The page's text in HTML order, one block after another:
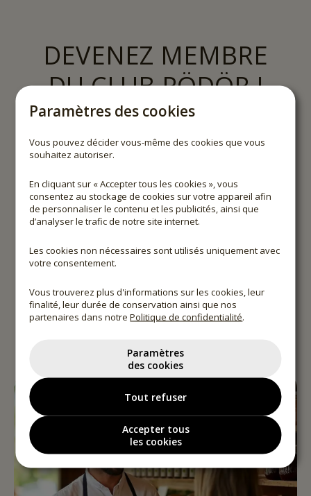
DEVENEZ MEMBRE
DU CLUB PÖDÖR !
5% de remise immédiate pourles membres
du Club sur chaque commande en ligne
newsletter, en permanence en plus, même
sur les produits déjà remisés
Offres promotionnelles exclusives pour les
Frais de livraison réduits
Inscription
Paramètres des cookies
Vous pouvez décider vous-même des cookies que vous
souhaitez autoriser.
En cliquant sur « Accepter tous les cookies », vous
consentez au stockage de cookies sur votre appareil afin
de personnaliser le contenu et les publicités, ainsi que
d’analyser le trafic de notre site internet.
Les cookies non nécessaires sont utilisés uniquement avec
votre consentement.
Vous trouverez plus d'informations sur les cookies, leur
finalité, leur durée de conservation ainsi que nos
partenaires dans notrePolitique de confidentialité.
Paramètres
des cookies
Tout refuser
Accepter tous
les cookies